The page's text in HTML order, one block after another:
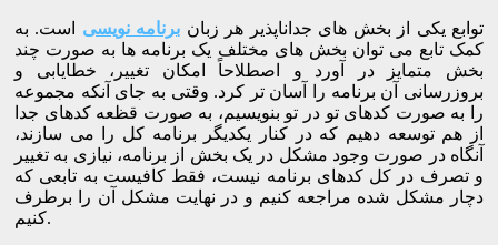
توابع یکی از بخش های جداناپذیر هر زبان برنامه نویسی است. به
کمک تابع می توان بخش های مختلف یک برنامه ها به صورت چند
بخش متمایز در آورد و اصطلاحاً امکان تغییر، خطایابی و
بروزرسانی آن برنامه را آسان تر کرد. وقتی به جای آنکه مجموعه
را به صورت کدهای تو در تو بنویسیم، به صورت قظعه کدهای جدا
از هم توسعه دهیم که در کنار یکدیگر برنامه کل را می سازند،
آنگاه در صورت وجود مشکل در یک بخش از برنامه، نیازی به تغییر
و تصرف در کل کدهای برنامه نیست، فقط کافیست به تابعی که
دچار مشکل شده مراجعه کنیم و در نهایت مشکل آن را برطرف
کنیم.